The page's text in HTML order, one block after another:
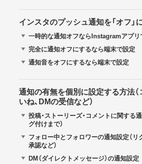
インスタのプッシュ通知を「オフ」
一時的な通知オフならInstagramアプリ
完全に通知オフにするなら端末で設定
通知音をオフにするなら端末で設定
通知の有無を個別に設定する方法
いね、DMの受信など）
投稿・ストーリーズ・コメントに関する
グ付けまで）
フォロー中とフォロワーの通知設定（
承認など）
DM（ダイレクトメッセージ）の通知設定